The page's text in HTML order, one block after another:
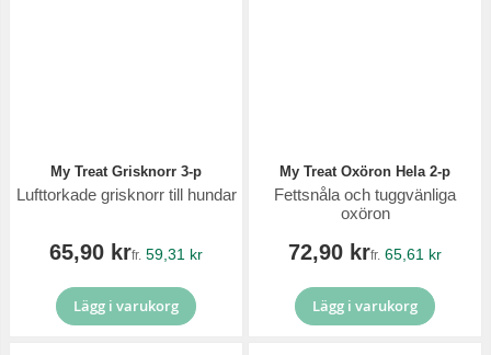
My Treat Grisknorr 3-p
Lufttorkade grisknorr till hundar
65,90 krfr. 59,31 kr
Lägg i varukorg
My Treat Oxöron Hela 2-p
Fettsnåla och tuggvänliga
oxöron
72,90 krfr. 65,61 kr
Lägg i varukorg